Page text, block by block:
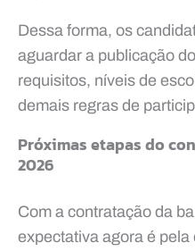
Dessa forma, os
aguardar a publicação
requisitos, níveis de
demais regras de
Próximas etapas do
2026
Com a contratação da
expectativa agora é